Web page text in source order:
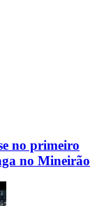
no primeiro
no Mineirão